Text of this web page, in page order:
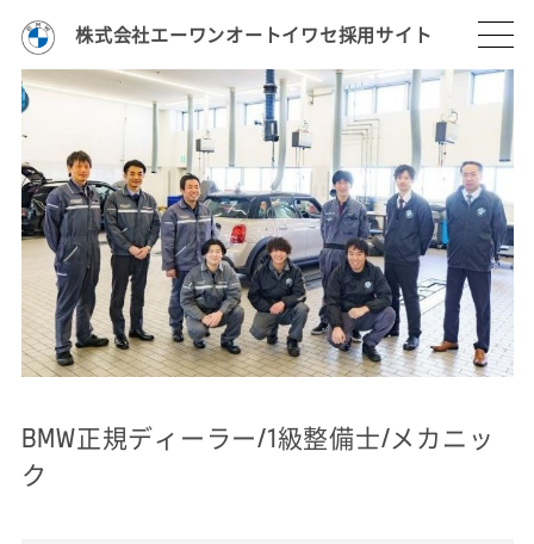
株式会社エーワンオートイワセ採用サイト
BMW正規ディーラー/1級整備士/メカニッ
ク